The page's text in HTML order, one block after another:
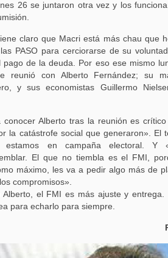
26 se juntaron otra vez y los
claro que Macri está más chau que
PASO para cerciorarse de su
de la deuda. Por eso ese mismo
reunió con Alberto Fernández; su
y sus economistas Guillermo
conocer Alberto tras la reunión es
la catástrofe social que generaron». El
estamos en campaña electoral. Y
El que no tiembla es el FMI,
máximo, les va a pedir algo más de
compromisos».
el FMI es más ajuste y entrega.
para echarlo para siempre.